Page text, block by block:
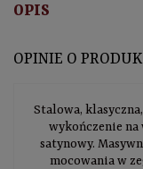
OPIS
OPINIE O
Stalowa,
wykończenie
satynowy.
mocowania w